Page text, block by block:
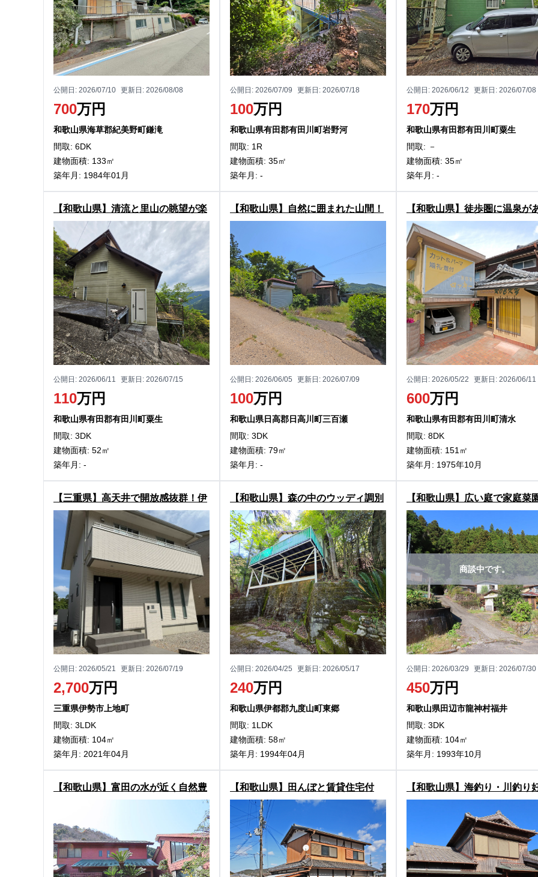
公開日: 2026/07/10 更新日: 2026/08/08
700万円
和歌山県海草郡紀美野町鎌滝
間取: 6DK
建物面積: 133㎡
築年月: 1984年01月
公開日: 2026/07/09 更新日: 2026/07/18
100万円
和歌山県有田郡有田川町岩野河
間取: 1R
建物面積: 35㎡
築年月: -
公開日: 2026/06/12 更新日: 2026/07/08
170万円
和歌山県有田郡有田川町粟生
間取: －
建物面積: 35㎡
築年月: -
【和歌山県】清流と里山の眺望が楽
しめる！有田川町粟生の物件
公開日: 2026/06/11 更新日: 2026/07/15
110万円
和歌山県有田郡有田川町粟生
間取: 3DK
建物面積: 52㎡
築年月: -
【和歌山県】自然に囲まれた山間！
日高川町三百瀬の物件
公開日: 2026/06/05 更新日: 2026/07/09
100万円
和歌山県日高郡日高川町三百瀬
間取: 3DK
建物面積: 79㎡
築年月: -
【和歌山県】徒歩圏に温泉が
贅沢な日常！有田川町清水の
件
公開日: 2026/05/22 更新日: 2026/06/11
600万円
和歌山県有田郡有田川町清水
間取: 8DK
建物面積: 151㎡
築年月: 1975年10月
【三重県】高天井で開放感抜群！伊
勢市上地町の戸建物件
公開日: 2026/05/21 更新日: 2026/07/19
2,700万円
三重県伊勢市上地町
間取: 3LDK
建物面積: 104㎡
築年月: 2021年04月
【和歌山県】森の中のウッディ調別
荘！九度山町東郷の別荘物件
公開日: 2026/04/25 更新日: 2026/05/17
240万円
和歌山県伊都郡九度山町東郷
間取: 1LDK
建物面積: 58㎡
築年月: 1994年04月
【和歌山県】広い庭で家庭菜
しめる！田辺市龍神村福井の
商談中です。
公開日: 2026/03/29 更新日: 2026/07/30
450万円
和歌山県田辺市龍神村福井
間取: 3DK
建物面積: 104㎡
築年月: 1993年10月
【和歌山県】富田の水が近く自然豊
かな環境！白浜町庄川の事務所兼住
【和歌山県】田んぼと賃貸住宅付
き！海南市重根の物件
【和歌山県】海釣り・川釣り
見！白浜町安宅の住宅物件